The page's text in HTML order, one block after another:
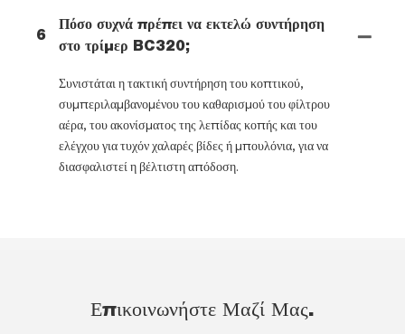
6
Πόσο συχνά πρέπει να εκτελώ συντήρηση
στο τρίμερ BC320;
Συνιστάται η τακτική συντήρηση του κοπτικού,
συμπεριλαμβανομένου του καθαρισμού του φίλτρου
αέρα, του ακονίσματος της λεπίδας κοπής και του
ελέγχου για τυχόν χαλαρές βίδες ή μπουλόνια, για να
διασφαλιστεί η βέλτιστη απόδοση.
Επικοινωνήστε Μαζί Μας.